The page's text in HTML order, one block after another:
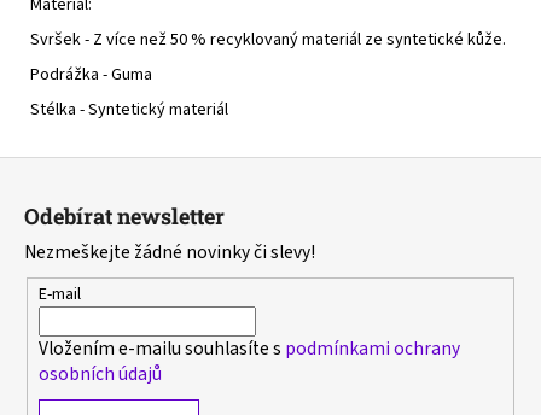
Svršek - Z více než 50 % recyklovaný materiál ze syntetické kůže.
Podrážka - Guma
Stélka - Syntetický materiál
Odebírat newsletter
Nezmeškejte žádné novinky či slevy!
E-mail
Vložením e-mailu souhlasíte s podmínkami ochrany
osobních údajů